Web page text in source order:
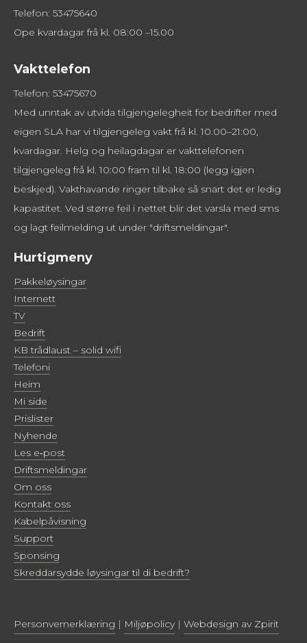
Telefon: 53475640
Ope kvardagar frå kl. 08:00 –15.00
Vakttelefon
Telefon: 53475670
Med unntak av utvida tilgjengelegheit for bedrifter med
eigen SLA har vi tilgjengeleg vakt frå kl. 10.00–21:00,
kvardagar. Helg og heilagdagar er vakttelefonen
tilgjengeleg frå kl. 10:00 fram til kl. 18:00 (legg igjen
beskjed). Vakthavande ringer tilbake så snart det er ledig
kapastitet. Ved større feil i nettet blir det varsla med sms
og lagt feilmelding ut under "driftsmeldingar".
Hurtigmeny
Pakkeløysingar
Internett
TV
Bedrift
KB trådlaust – solid wifi
Telefoni
Heim
Mi side
Prislister
Nyhende
Les e‑post
Driftsmeldingar
Om oss
Kontakt oss
Kabelpåvisning
Support
Sponsing
Skreddarsydde løysingar til di bedrift?
Personvernerklæring | Miljøpolicy | Webdesign av Zpirit